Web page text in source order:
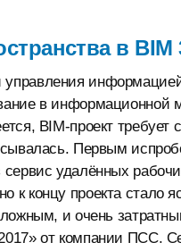
в BIM
в информационной
BIM-проект
Первым
удалённых
концу проекта стало
и очень
от компании ПСС.